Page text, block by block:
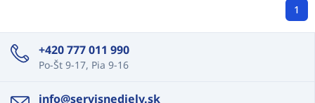
1
+420 777 011 990
Po-Št 9-17, Pia 9-16
info@servisnediely.sk